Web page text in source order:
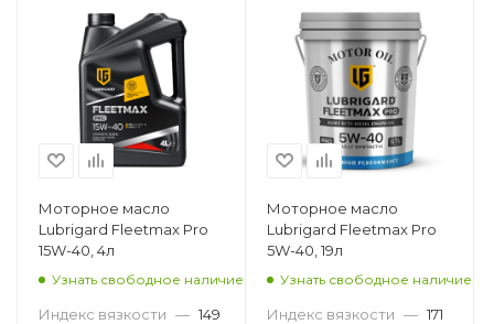
Моторное масло
Lubrigard Fleetmax Pro
15W-40, 4л
Узнать свободное наличие
Индекс вязкости — 149
Моторное масло
Lubrigard Fleetmax Pro
5W-40, 19л
Узнать свободное наличие
Индекс вязкости — 171